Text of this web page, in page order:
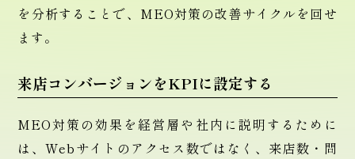
を分析することで、MEO対策の改善サイクルを回せ
ます。
来店コンバージョンをKPIに設定する
MEO対策の効果を経営層や社内に説明するために
は、Webサイトのアクセス数ではなく、来店数・問